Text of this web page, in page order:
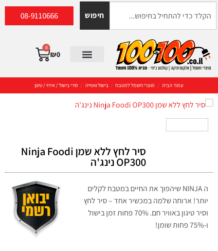
חיפוש 08-9110666
₪0
0
עמוד הבית / מוצרי חשמל למטבח / בישול ואפייה / סירי בישול / אידוי / טיגון
סיר לחץ ‏ללא שמן Ninja Foodi
OP300 נינג'ה
ה NINJA שיהפוך את החיים במטבח לקלים
יותר! ארוחה שלמה במכשיר אחד – סיר לחץ
וסיר טיגון באוויר חם. 70% פחות זמן בישול
ו-75% פחות שומן!